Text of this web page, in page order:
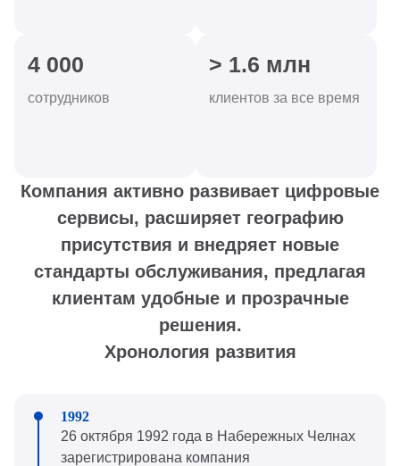
4 000
сотрудников
> 1.6 млн
клиентов за все время
Компания активно развивает цифровые
сервисы, расширяет географию
присутствия и внедряет новые
стандарты обслуживания, предлагая
клиентам удобные и прозрачные
решения.
Хронология развития
26 октября 1992 года в Набережных Челнах
зарегистрирована компания